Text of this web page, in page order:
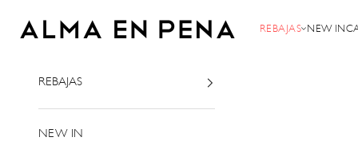
Alma en Pena
REBAJAS NEW IN
REBAJAS
NEW IN